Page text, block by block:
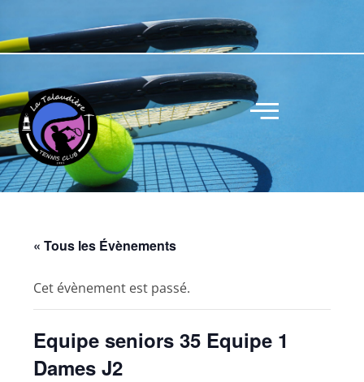
« Tous les Évènements
Cet évènement est passé.
Equipe seniors 35 Equipe 1
Dames J2